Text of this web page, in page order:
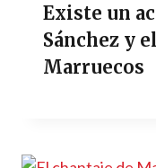
Existe un
Sánchez y
Marruecos